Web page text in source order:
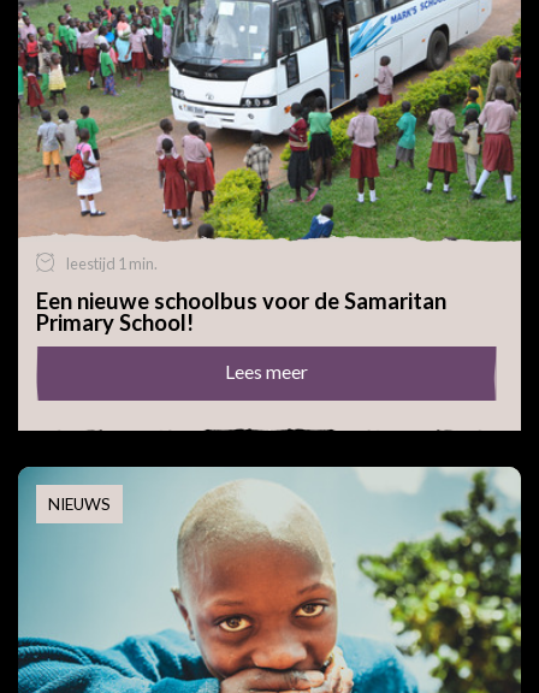
Een nieuwe schoolbus voor de Samaritan
Primary School!
leestijd 1 min.
Lees meer
NIEUWS